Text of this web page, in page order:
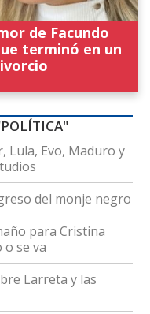
de Facundo
terminó en un
Lula, Evo, Maduro y
del monje negro
para Cristina
se va
Larreta y las